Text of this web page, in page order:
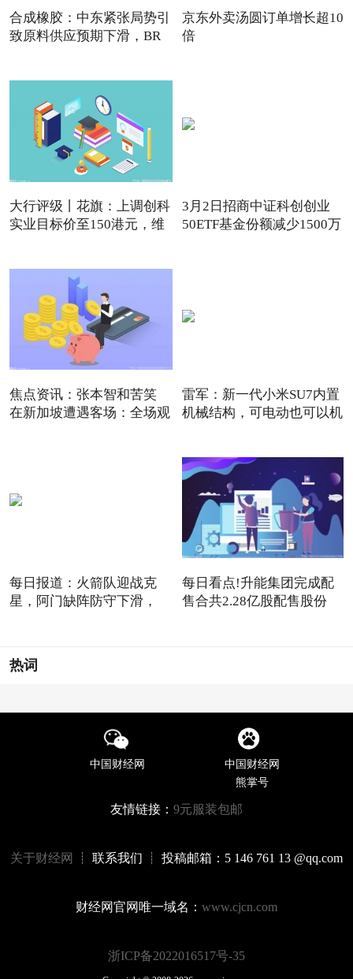
合成橡胶：中东紧张局势引
致原料供应预期下滑，BR
京东外卖汤圆订单增长超10
倍
大行评级丨花旗：上调创科
实业目标价至150港元，维
3月2日招商中证科创创业
50ETF基金份额减少1500万
焦点资讯：张本智和苦笑
在新加坡遭遇客场：全场观
雷军：新一代小米SU7内置
机械结构，可电动也可以机
每日报道：火箭队迎战克
星，阿门缺阵防守下滑，
每日看点!升能集团完成配
售合共2.28亿股配售股份
热词
中国财经网
中国财经网
熊掌号
友情链接： 9元服装包邮
关于财经网 ┊ 联系我们 ┊ 投稿邮箱：5 146 761 13 @qq.com
财经网官网唯一域名： www.cjcn.com
浙ICP备2022016517号-35